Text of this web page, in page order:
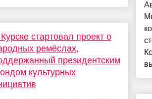
стартовал проект о
ремёслах,
президентским
культурных